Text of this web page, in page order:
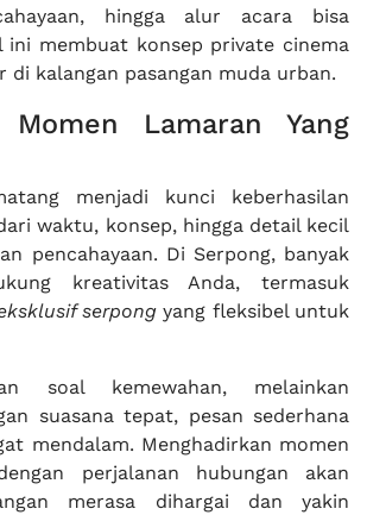
hingga alur acara bisa
ini membuat konsep private cinema
di kalangan pasangan muda urban.
Momen Lamaran Yang
menjadi kunci keberhasilan
waktu, konsep, hingga detail kecil
pencahayaan. Di Serpong, banyak
kreativitas Anda, termasuk
serpong yang fleksibel untuk
soal kemewahan, melainkan
suasana tepat, pesan sederhana
mendalam. Menghadirkan momen
perjalanan hubungan akan
merasa dihargai dan yakin